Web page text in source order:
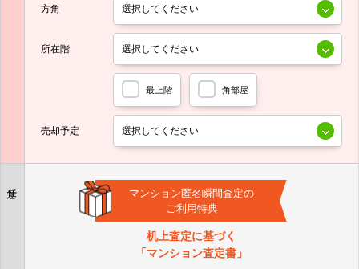
方角
所在階
最上階 角部屋
売却予定
マンション匿名瞬間査定の
ご利用特典
机上査定に基づく
「マンション査定書」